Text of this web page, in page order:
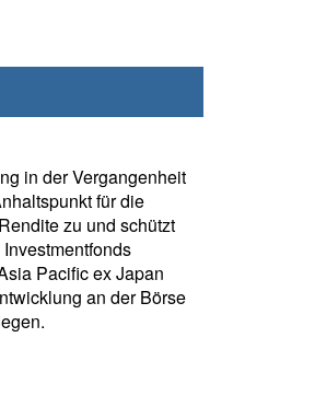
in der Vergangenheit
für die
zu und schützt
Pacific ex Japan
an der Börse